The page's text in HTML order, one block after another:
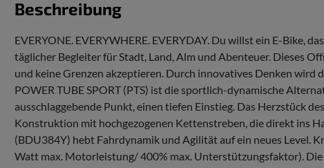
Beschreibung
EVERYONE. EVERYWHERE. EVERYDAY. Du willst ein E-Bike,
täglicher Begleiter für Stadt, Land, Alm und Abenteuer. Dieses
und keine Grenzen akzeptieren. Durch innovatives Denken wird
POWER TUBE SPORT (PTS) ist die sportlich-dynamische
ausschlaggebende Punkt, einen tiefen Einstieg. Das Herzstück
Konstruktion mit hochgezogenen Kettenstreben, die direkt ins
(BDU384Y) hebt Fahrdynamik und Agilität auf ein neues Level.
Watt max. Motorleistung/ 400% max. Unterstützungsfaktor).